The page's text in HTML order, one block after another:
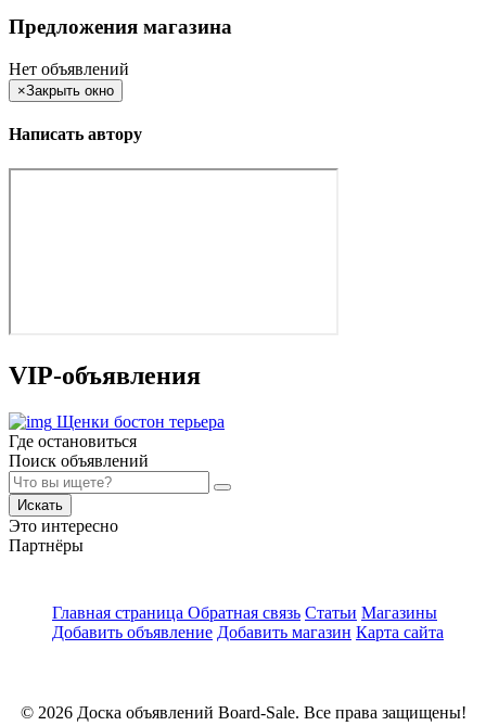
Предложения магазина
Нет объявлений
×Закрыть окно
Написать автору
VIP-объявления
Щенки бостон терьера
Где остановиться
Поиск объявлений
Искать
Это интересно
Партнёры
Главная страница Обратная связь Статьи Магазины
Добавить объявление Добавить магазин Карта сайта
© 2026 Доска объявлений Board-Sale. Все права защищены!